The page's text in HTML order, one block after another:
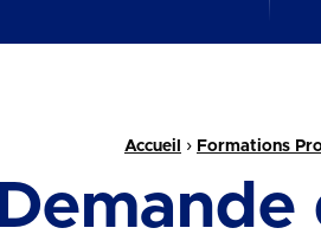
Accueil › Formations